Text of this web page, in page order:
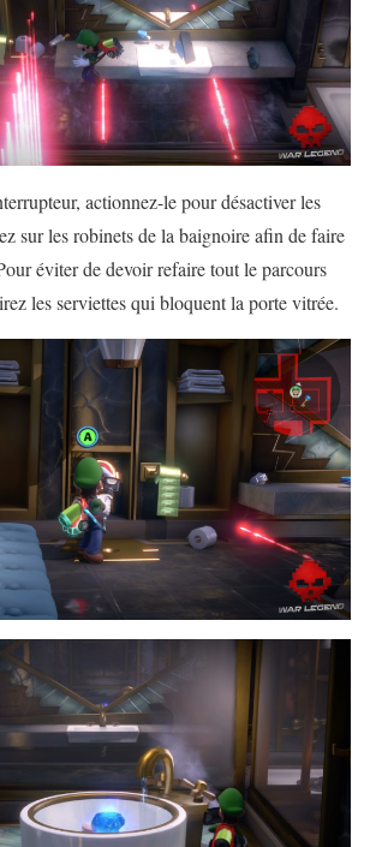
actionnez-le pour désactiver les
sur les robinets de la baignoire afin de faire
éviter de devoir refaire tout le parcours
les serviettes qui bloquent la porte vitrée.